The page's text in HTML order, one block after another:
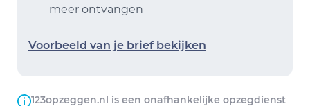
meer ontvangen
Voorbeeld van je brief bekijken
123opzeggen.nl is een onafhankelijke opzegdienst